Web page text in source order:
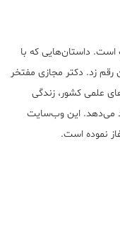
است. داستان‌هایی که با
رقم زد. دکتر مجازی مفتخر
علمی کشور، زندگی
می‌دهد. این وب‌سایت